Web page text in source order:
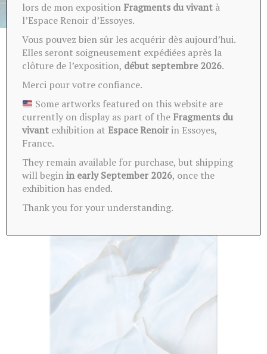
Ces oeuvres peuvent vous
intéresser
lors de mon exposition Fragments du vivant à
l’Espace Renoir d’Essoyes.
Vous pouvez bien sûr les acquérir dès aujourd’hui.
Elles seront soigneusement expédiées après la
clôture de l’exposition, début septembre 2026.
Merci pour votre confiance.
Some artworks featured on this website are
currently on display as part of the Fragments du
vivant exhibition atEspace Renoirin Essoyes,
France.
They remain available for purchase, but shipping
will beginin early September 2026, once the
exhibition has ended.
Thank you for your understanding.